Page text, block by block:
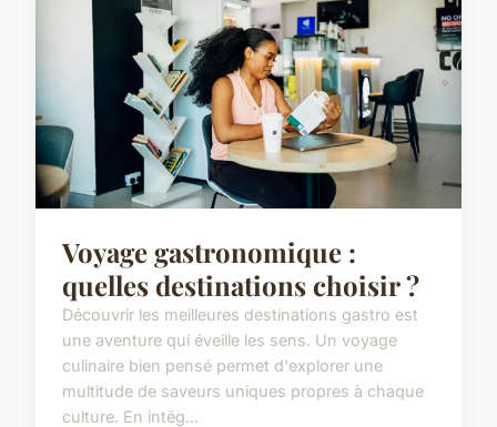
Voyage gastronomique :
quelles destinations choisir ?
Découvrir les meilleures destinations gastro est
une aventure qui éveille les sens. Un voyage
culinaire bien pensé permet d'explorer une
multitude de saveurs uniques propres à chaque
culture. En intég...